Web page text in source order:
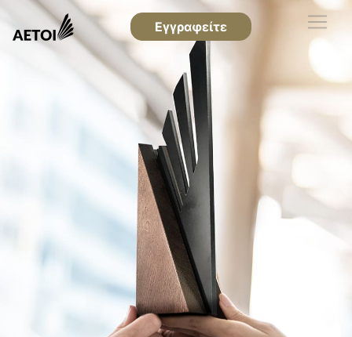
Εγγραφείτε